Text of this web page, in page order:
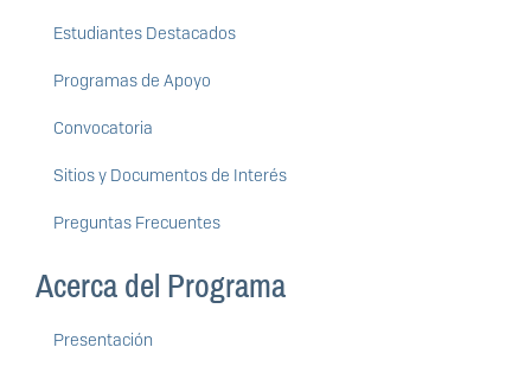
Estudiantes Destacados
Programas de Apoyo
Convocatoria
Sitios y Documentos de Interés
Preguntas Frecuentes
Acerca del Programa
Presentación